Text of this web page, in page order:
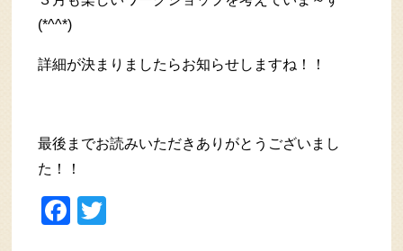
(*^^*)
詳細が決まりましたらお知らせしますね！！
最後までお読みいただきありがとうございまし
た！！
Facebook